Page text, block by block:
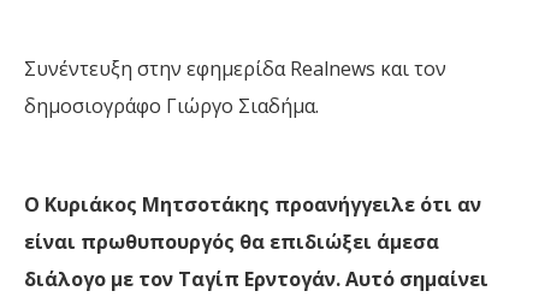
Συνέντευξη στην εφημερίδα Realnews και τον
δημοσιογράφο Γιώργο Σιαδήμα.
Ο Κυριάκος Μητσοτάκης προανήγγειλε ότι αν
είναι πρωθυπουργός θα επιδιώξει άμεσα
διάλογο με τον Ταγίπ Ερντογάν. Αυτό σημαίνει